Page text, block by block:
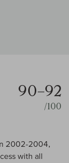
90–92
/100
2002-2004,
with all